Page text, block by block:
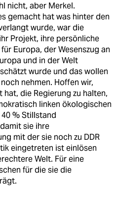
nicht, aber Merkel.
gemacht hat was hinter den
wurde, war die
Projekt, ihre persönliche
Europa, der Wesenszug an
und in der Welt
wurde und das wollen
nehmen. Hoffen wir,
hat, die Regierung zu halten,
linken ökologischen
% Stillstand
sie ihre
mit der sie noch zu DDR
eingetreten ist einlösen
Welt. Für eine
für die sie die